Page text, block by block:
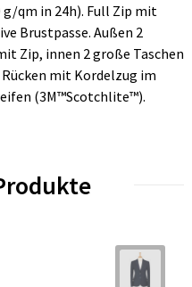
g/qm in 24h). Full Zip mit
Brustpasse. Außen 2
Zip, innen 2 große Taschen
mit Kordelzug im
(3M™Scotchlite™).